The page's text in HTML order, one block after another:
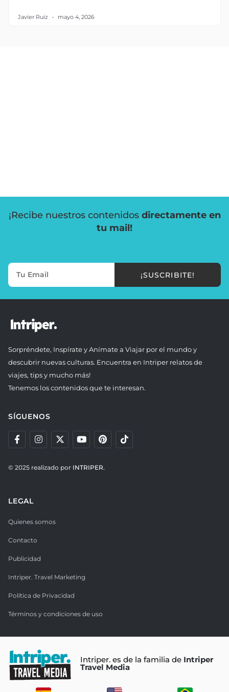
Javier Ruiz mayo 4, 2026
¡Recibe nuestros contenidos directamente en
tu mail!
¡SUSCRIBITE!
Sorpréndete, Inspírate y Anímate a Viajar por el mundo y
descubrir nuevas culturas. Encuentra en Intriper relatos de
viajes, tips y mucho más!
Tenemos los contenidos que te interesan.
SÍGUENOS
© 2025 realizado por INTRIPER.
LEGAL
Quienes somos
Contacto
Publicidad
Intriper. Travel Marketing
Política de Privacidad
Términos y condiciones de uso
Intriper. es de la familia de Intriper
Travel Media